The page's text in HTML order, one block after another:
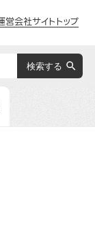
営会社サイトトップ